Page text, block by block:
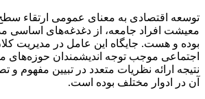
توسعه اقتصادی به معنای عمومی ارتقاء
معیشت افراد جامعه، از دغدغه‌های اساسی
بوده و هست. جایگاه این عامل در مدیریت
اجتماعی موجب توجه اندیشمندان حوزه‌های
نتیجه ارائه نظریات متعدد در تبیین مفهوم و
آن در ادوار مختلف بوده است.